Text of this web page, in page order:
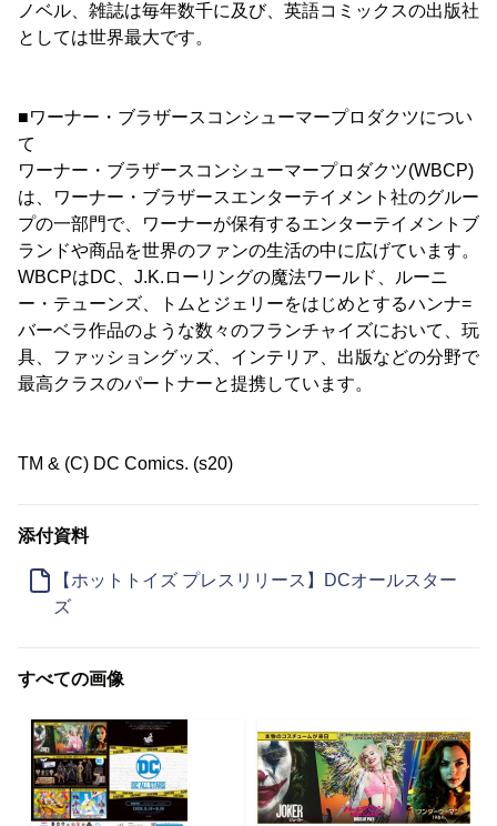
ノベル、雑誌は毎年数千に及び、英語コミックスの出版社
としては世界最大です。
■ワーナー・ブラザースコンシューマープロダクツについ
て
ワーナー・ブラザースコンシューマープロダクツ(WBCP)
は、ワーナー・ブラザースエンターテイメント社のグルー
プの一部門で、ワーナーが保有するエンターテイメントブ
ランドや商品を世界のファンの生活の中に広げています。
WBCPはDC、J.K.ローリングの魔法ワールド、ルーニ
ー・テューンズ、トムとジェリーをはじめとするハンナ=
バーベラ作品のような数々のフランチャイズにおいて、玩
具、ファッショングッズ、インテリア、出版などの分野で
最高クラスのパートナーと提携しています。
TM & (C) DC Comics. (s20)
添付資料
【ホットトイズ プレスリリース】DCオールスター
ズ
すべての画像